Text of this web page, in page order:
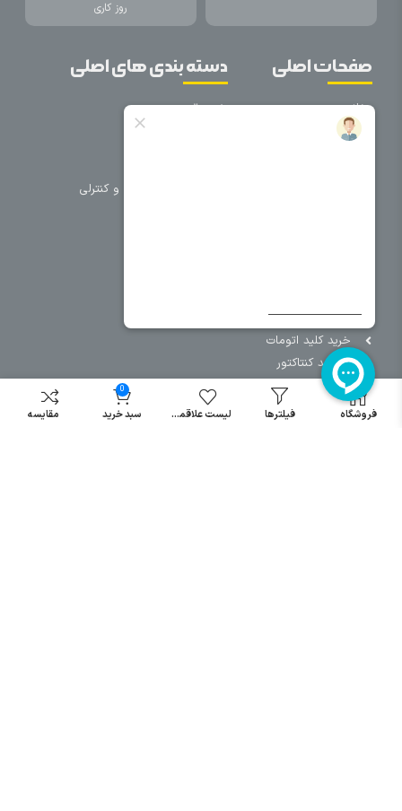
روز کاری
صفحات اصلی
خانه
درباره ما
دسته بندی های اصلی
برق صنعتی
تجهیزات حفاظتی و کنترلی
خرید کلید اتومات
خرید کنتاکتور
خرید فیوز
مینیاتوری
خرید میکرو
فروشگاه فیلترها لیست علاقمندی
0
سبد خرید مقایسه